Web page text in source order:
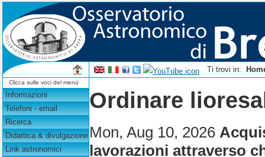
Ti trovi in:
Clicca sulle voci del menù
Informazioni
Telefoni - email
Ricerca
Didattica & divulgazione
Link astronomici
Ordinare
Mon, Aug 10, 2026
lavorazioni attraverso